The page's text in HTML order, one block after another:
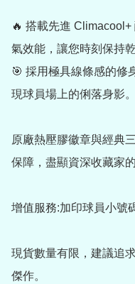
🔥 搭載先進
氣效能，讓您時刻保持乾
🎯 採用極具線條感的修
現球員場上的俐落身影。
原廠熱壓膠徽章與經典
保障，盡顯資深收藏家
增值服務:加印球員小號
現貨數量有限，建議追
傑作。